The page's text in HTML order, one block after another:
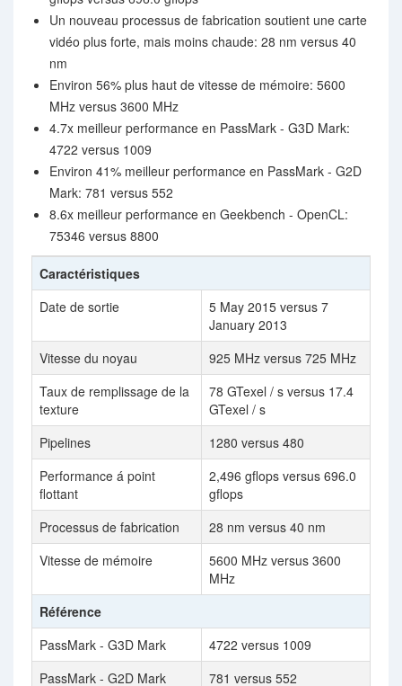
Un nouveau processus de fabrication soutient une carte
vidéo plus forte, mais moins chaude: 28 nm versus 40
nm
Environ 56% plus haut de vitesse de mémoire: 5600
MHz versus 3600 MHz
4.7x meilleur performance en PassMark - G3D Mark:
4722 versus 1009
Environ 41% meilleur performance en PassMark - G2D
Mark: 781 versus 552
8.6x meilleur performance en Geekbench - OpenCL:
75346 versus 8800
Caractéristiques
Date de sortie
5 May 2015 versus 7
January 2013
Vitesse du noyau
925 MHz versus 725 MHz
Taux de remplissage de la
texture
78 GTexel / s versus 17.4
GTexel / s
Pipelines
1280 versus 480
Performance á point
flottant
2,496 gflops versus 696.0
gflops
Processus de fabrication
28 nm versus 40 nm
Vitesse de mémoire
5600 MHz versus 3600
MHz
Référence
PassMark - G3D Mark
4722 versus 1009
PassMark - G2D Mark
781 versus 552